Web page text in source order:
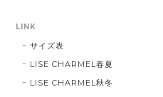
LINK
サイズ表
LISE CHARMEL春夏
LISE CHARMEL秋冬